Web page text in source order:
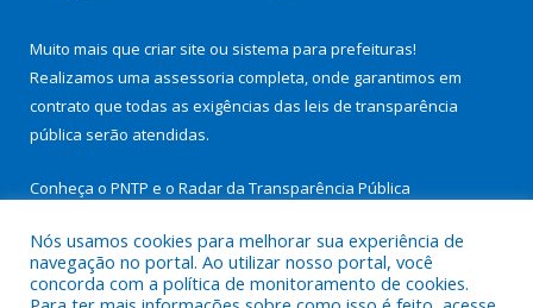
Muito mais que criar site ou sistema para prefeituras!
Realizamos uma assessoria completa, onde garantimos em
contrato que todas as exigências das leis de transparência
pública serão atendidas.
Conheça o PNTP e o Radar da Transparência Pública
Nós usamos cookies para melhorar sua experiência de
navegação no portal. Ao utilizar nosso portal, você
concorda com a política de monitoramento de cookies.